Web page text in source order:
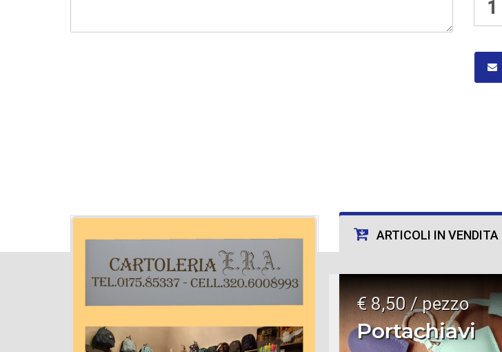
ARTICOLI IN VENDITA
€ 8,50 / pezzo
Portachiavi